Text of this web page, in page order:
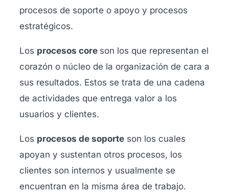
procesos de soporte o apoyo y procesos
estratégicos.
Los procesos core son los que representan el
corazón o núcleo de la organización de cara a
sus resultados. Estos se trata de una cadena
de actividades que entrega valor a los
usuarios y clientes.
Los procesos de soporte son los cuales
apoyan y sustentan otros procesos, los
clientes son internos y usualmente se
encuentran en la misma área de trabajo.